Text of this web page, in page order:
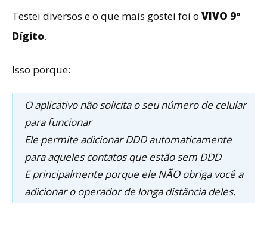
Testei diversos e o que mais gostei foi o VIVO 9º
Dígito.
Isso porque:
O aplicativo não solicita o seu número de celular
para funcionar
Ele permite adicionar DDD automaticamente
para aqueles contatos que estão sem DDD
E principalmente porque ele NÃO obriga você a
adicionar o operador de longa distância deles.